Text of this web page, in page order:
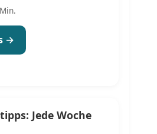
→
Jede Woche